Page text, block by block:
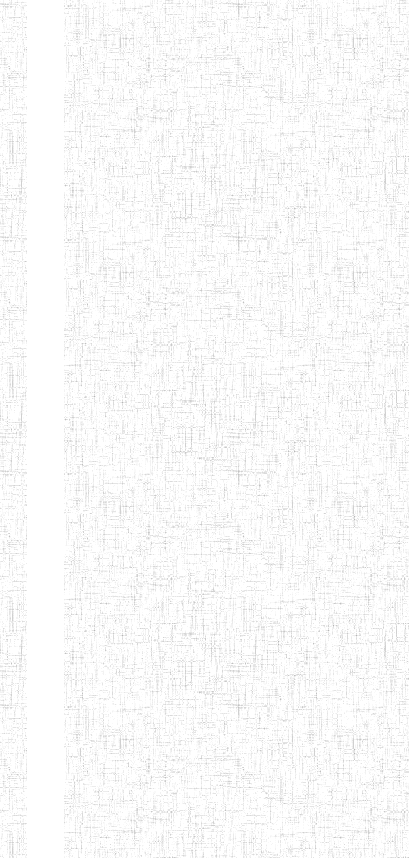
TTC TATUM
ST PIUS X
TECHNICAL
TEACHER
TRAINING
COLLEGE
TATUM
01/08/2000 ENIET
NIGHTINGALE
TEACHER
TRAINING
COLLEGE
20/08/2013 ENIEG
CHRIST THE
KING TEACHER
TRAINING
COLLEGE
04/08/2010 ENIEG
ITCIG SENTTI 14/02/2007 ENIEG
CAMEROON
INCLUSIVE
SPECIAL
EDUCATION
TEACHERS'
TRAINING AND
EMPOWERMENT
PROGRAMME
(CISETTEP)
27/08/2015 ENIEG
ALBERT
27/08/2015 ENIEG